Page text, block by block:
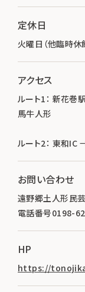
定休日
火曜日（他臨時休
アクセス
ルート1： 新花巻
馬牛人形
ルート2： 東和IC
お問い合わせ
遠野郷土人形民芸
電話番号0198-
HP
https://